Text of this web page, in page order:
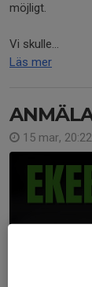
möjligt.
Vi skulle...
Läs mer
15 mar, 20:22